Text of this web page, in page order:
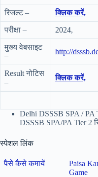
रिजल्ट – क्लिक करें,
परीक्षा – 2024,
मुख्य वेबसाइट
–
http://
Result नोटिस
–
क्लिक करें,
Delhi DSSSB SPA / PA
DSSSB SPA/PA Tier 2
स्पेशल लिंक
पैसे कैसे कमायें
Paisa
Game